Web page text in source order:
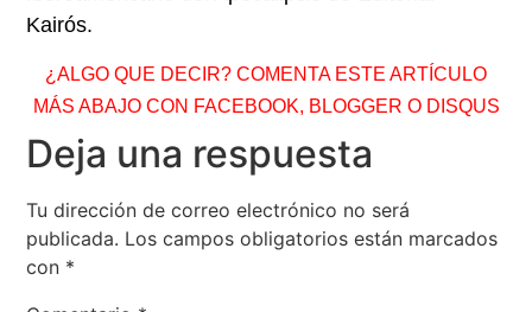
Kairós.
¿ALGO QUE DECIR? COMENTA ESTE ARTÍCULO
MÁS ABAJO CON FACEBOOK, BLOGGER O DISQUS
Deja una respuesta
Tu dirección de correo electrónico no será
publicada. Los campos obligatorios están marcados
con *